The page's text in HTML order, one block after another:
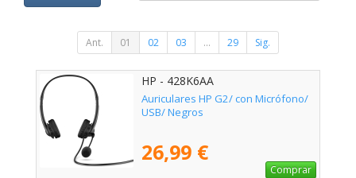
Ant. 01 02 03 ... 29 Sig.
HP - 428K6AA
Auriculares HP G2/ con Micrófono/
USB/ Negros
26,99 €
Comprar